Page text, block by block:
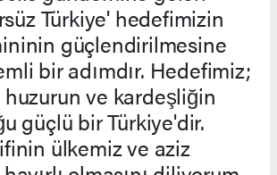
Türkiye' hedefimizin
güçlendirilmesine
bir adımdır. Hedefimiz;
ve kardeşliğin
güçlü bir Türkiye'dir.
ülkemiz ve aziz